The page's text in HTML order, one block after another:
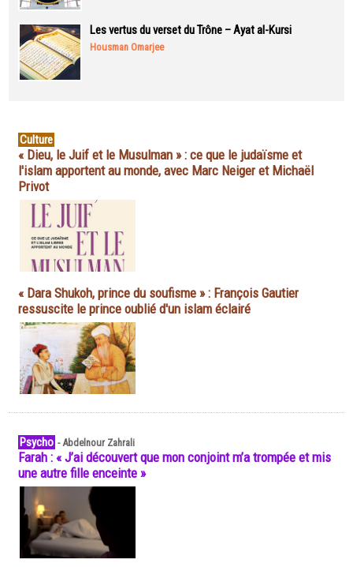
Les vertus du verset du Trône – Ayat al-Kursi
Housman Omarjee
Culture
« Dieu, le Juif et le Musulman » : ce que le judaïsme et
l'islam apportent au monde, avec Marc Neiger et Michaël
Privot
« Dara Shukoh, prince du soufisme » : François Gautier
ressuscite le prince oublié d'un islam éclairé
Psycho -Abdelnour Zahrali
Farah : « J’ai découvert que mon conjoint m’a trompée et mis
une autre fille enceinte »